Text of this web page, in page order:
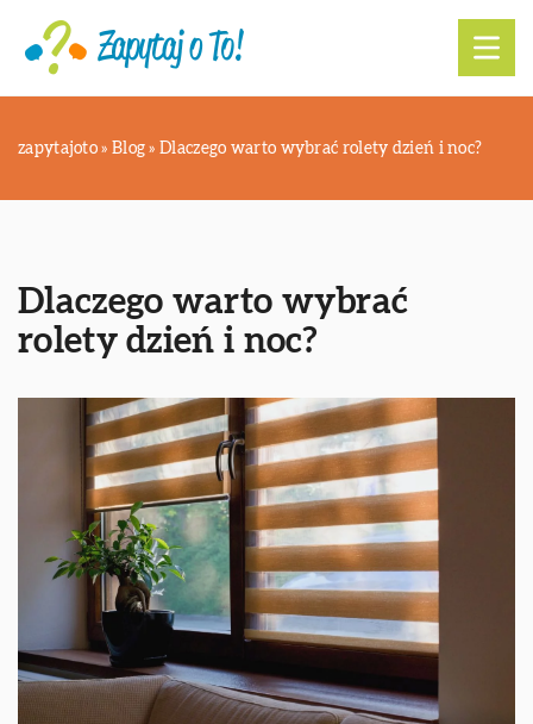
zapytajoto » Blog »Dlaczego warto wybrać rolety dzień i noc?
Dlaczego warto wybrać
rolety dzień i noc?